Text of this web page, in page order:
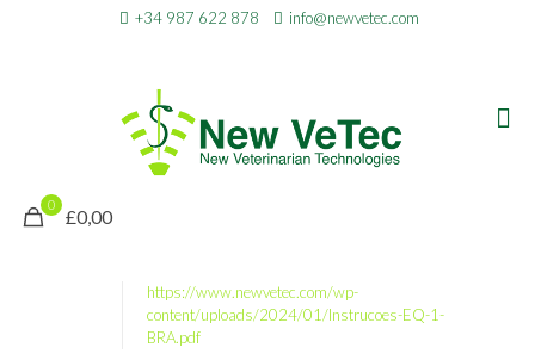
+34 987 622 878 info@newvetec.com
0
£0,00
https://www.newvetec.com/wp-
content/uploads/2024/01/Instrucoes-EQ-1-
BRA.pdf